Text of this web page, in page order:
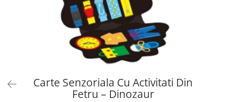
Carte Senzoriala Cu Activitati Din
Fetru – Dinozaur